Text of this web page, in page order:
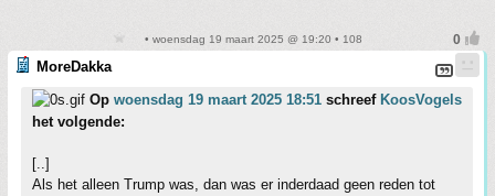
• woensdag 19 maart 2025 @ 19:20 • 108
MoreDakka
Op woensdag 19 maart 2025 18:51 schreef KoosVogels
het volgende:
[..]
Als het alleen Trump was, dan was er inderdaad geen reden tot